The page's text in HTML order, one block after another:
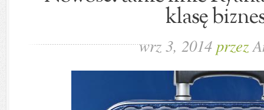
klasę
wrz 3, 2014 przez